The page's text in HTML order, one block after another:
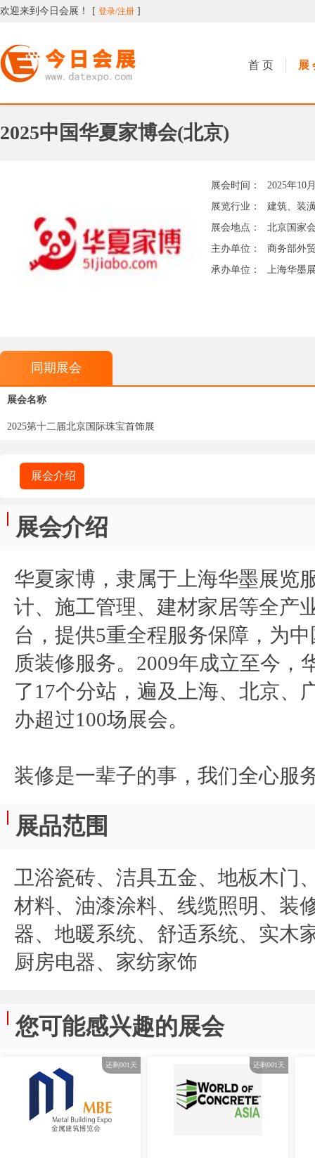
欢迎来到今日会展！ [ 登录/注册 ]
今日会展
首 页 展
2025中国华夏家博会(北京)
展会时间：
2025年10
展览行业：
建筑、装
展会地点：
北京国家
主办单位：
商务部外
承办单位：
上海华墨
同期展会
展会名称
2025第十二届北京国际珠宝首饰展
展会介绍
展会介绍
华夏家博，隶属于上海华墨展览
计、施工管理、建材家居等全产
台，提供5重全程服务保障，为
质装修服务。2009年成立至今，
了17个分站，遍及上海、北京、
办超过100场展会。
装修是一辈子的事，我们全心服
展品范围
卫浴瓷砖、洁具五金、地板木门
材料、油漆涂料、线缆照明、装
器、地暖系统、舒适系统、实木
厨房电器、家纺家饰
您可能感兴趣的展会
还剩001 天 还剩001 天